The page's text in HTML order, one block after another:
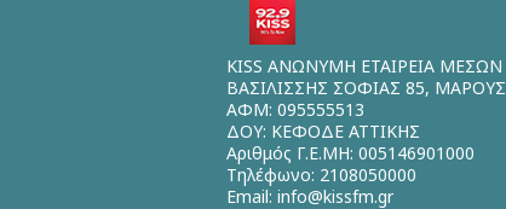
KISS ΑΝΩΝΥΜΗ ΕΤΑΙΡΕΙΑ
ΒΑΣΙΛΙΣΣΗΣ ΣΟΦΙΑΣ 85,
ΑΦΜ: 095555513
ΔΟΥ: ΚΕΦΟΔΕ ΑΤΤΙΚΗΣ
Αριθμός Γ.Ε.ΜΗ: 005146901000
Τηλέφωνο: 2108050000
Email: info@kissfm.gr